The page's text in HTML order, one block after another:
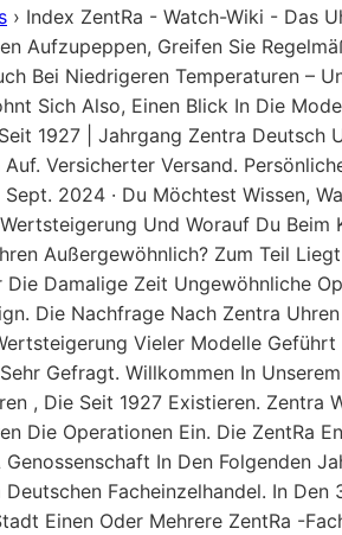
› Index ZentRa - Watch-Wiki - Das
Aufzupeppen, Greifen Sie
Bei Niedrigeren Temperaturen –
Sich Also, Einen Blick In Die
1927 | Jahrgang Zentra Deutsch
Versicherter Versand.
2024 · Du Möchtest Wissen,
Und Worauf Du
Außergewöhnlich? Zum Teil
Die Damalige Zeit Ungewöhnliche
Die Nachfrage Nach Zentra
Vieler Modelle
Gefragt. Willkommen In
, Die Seit 1927 Existieren. Zentra
Die Operationen Ein. Die ZentRa
Genossenschaft In Den Folgenden
Deutschen Facheinzelhandel. In
Einen Oder Mehrere ZentRa -